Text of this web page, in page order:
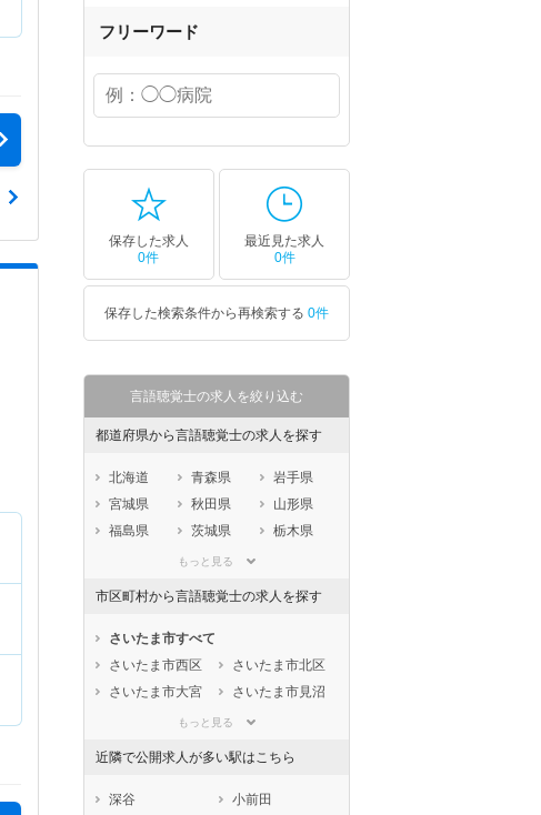
フリーワード
保存した求人
0件
最近見た求人
0件
保存した検索条件から再検索する 0件
言語聴覚士の求人を絞り込む
都道府県から言語聴覚士の求人を探す
北海道 青森県
岩手県
宮城県
秋田県
山形県
福島県
茨城県
栃木県
埼玉県
石川県
福井県
静岡県
愛知県
三重県
滋賀県
京都府
大阪府
奈良県
香川県
愛媛県
もっと見る
市区町村から言語聴覚士の求人を探す
さいたま市すべて
さいたま市西区
さいたま市北区
さいたま市大宮
さいたま市見沼
区
区
もっと見る
近隣で公開求人が多い駅はこちら
深谷
小前田